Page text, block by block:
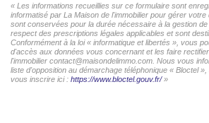
« Les informations recueillies sur ce formulaire sont
informatisé par La Maison de l'immobilier pour gérer
sont conservées pour la durée nécessaire à la gestion
respect des prescriptions légales applicables et sont
Conformément à la loi « informatique et libertés », vous
d'accès aux données vous concernant et les faire
l'immobilier contact@maisondelimmo.com. Nous vous
liste d'opposition au démarchage téléphonique « Bloctel
vous inscrire ici : https://www.bloctel.gouv.fr/»